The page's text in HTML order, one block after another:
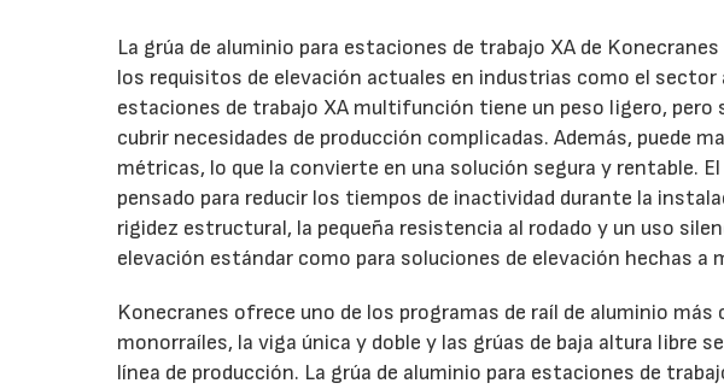
La grúa de aluminio para estaciones de trabajo XA de
los requisitos de elevación actuales en industrias como el
estaciones de trabajo XA multifunción tiene un peso ligero,
cubrir necesidades de producción complicadas. Además, puede
métricas, lo que la convierte en una solución segura y rentable.
pensado para reducir los tiempos de inactividad durante la
rigidez estructural, la pequeña resistencia al rodado y un uso
elevación estándar como para soluciones de elevación hechas a
Konecranes ofrece uno de los programas de raíl de aluminio
monorraíles, la viga única y doble y las grúas de baja altura libre
línea de producción. La grúa de aluminio para estaciones de